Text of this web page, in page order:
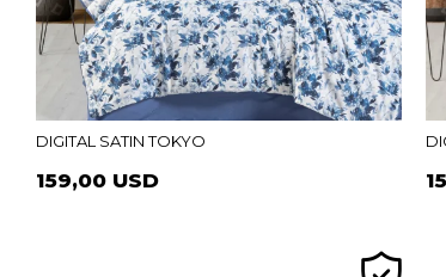
DIGITAL SATIN TOKYO
159,00 USD